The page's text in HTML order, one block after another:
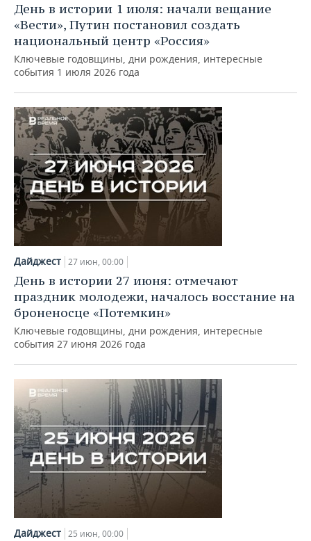
День в истории 1 июля: начали вещание
«Вести», Путин постановил создать
национальный центр «Россия»
Ключевые годовщины, дни рождения, интересные
события 1 июля 2026 года
Дайджест 27 июн, 00:00
День в истории 27 июня: отмечают
праздник молодежи, началось восстание на
броненосце «Потемкин»
Ключевые годовщины, дни рождения, интересные
события 27 июня 2026 года
Дайджест 25 июн, 00:00